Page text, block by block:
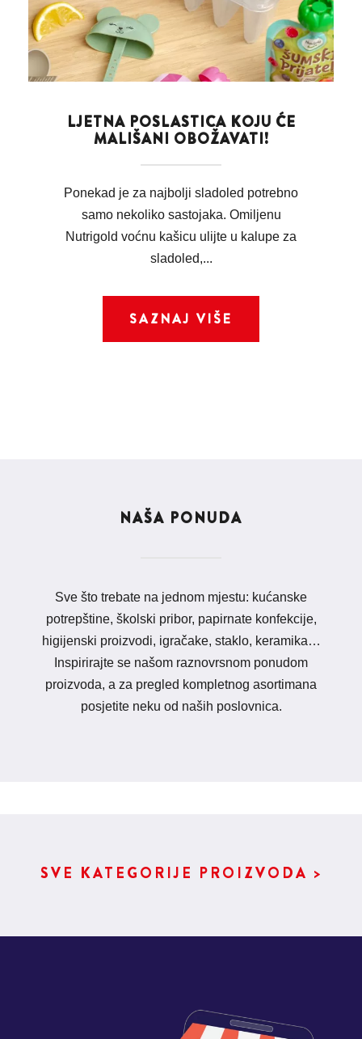
LJETNA POSLASTICA KOJU ĆE
MALIŠANI OBOŽAVATI!
Ponekad je za najbolji sladoled potrebno
samo nekoliko sastojaka. Omiljenu
Nutrigold voćnu kašicu ulijte u kalupe za
sladoled,...
SAZNAJ VIŠE
NAŠA PONUDA
Sve što trebate na jednom mjestu: kućanske
potrepštine, školski pribor, papirnate konfekcije,
higijenski proizvodi, igračake, staklo, keramika…
Inspirirajte se našom raznovrsnom ponudom
proizvoda, a za pregled kompletnog asortimana
posjetite neku od naših poslovnica.
SVE KATEGORIJE PROIZVODA >